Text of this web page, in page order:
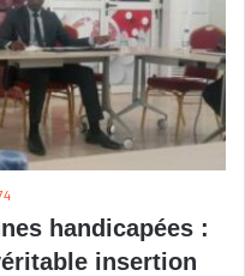
handicapées :
insertion